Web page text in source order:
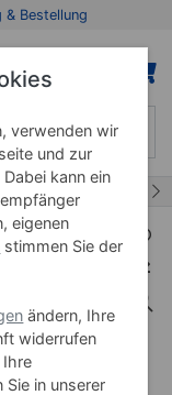
& Bestellung
MPG
verwenden wir
und zur
kann ein
eigenen
stimmen Sie der
ändern, Ihre
widerrufen
Ihre
in unserer